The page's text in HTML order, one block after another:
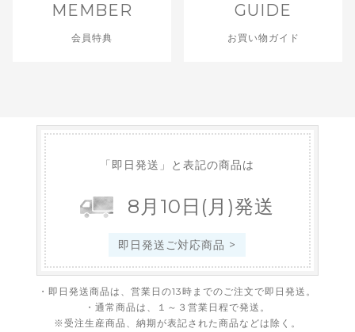
MEMBER
会員特典
GUIDE
お買い物ガイド
「即日発送」と表記の商品は
8 月 10 日 (月)発送
即日発送ご対応商品 >
・即日発送商品は、営業日の13時までのご注文で即日発送。
・通常商品は、１～３営業日程で発送。
※受注生産商品、納期が表記された商品などは除く。